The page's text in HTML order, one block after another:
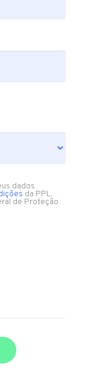
dados
da PPL,
de Proteção